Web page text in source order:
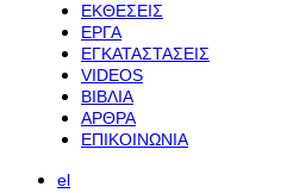
ΕΚΘΕΣΕΙΣ
ΕΡΓΑ
ΕΓΚΑΤΑΣΤΑΣΕΙΣ
VIDEOS
ΒΙΒΛΙΑ
ΑΡΘΡΑ
ΕΠΙΚΟΙΝΩΝΙΑ
el